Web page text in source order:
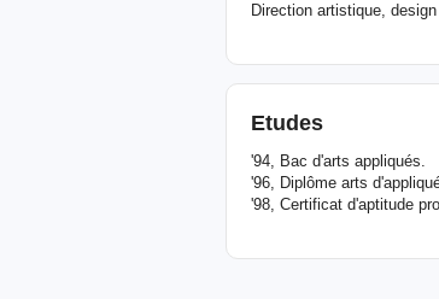
Direction artistique,
Etudes
'94, Bac d'arts appliqués.
'96, Diplôme arts
'98, Certificat d'aptitude